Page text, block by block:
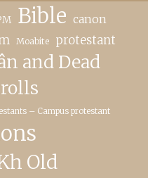
Bible canon
Moabite protestant
and Dead
– Campus protestant
Old